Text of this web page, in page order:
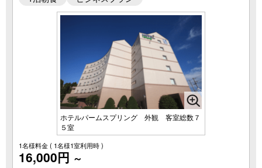
ホテルパームスプリング 外観 客室総数７
５室
1名様料金( 1名様1室利用時 )
16,000円 ～